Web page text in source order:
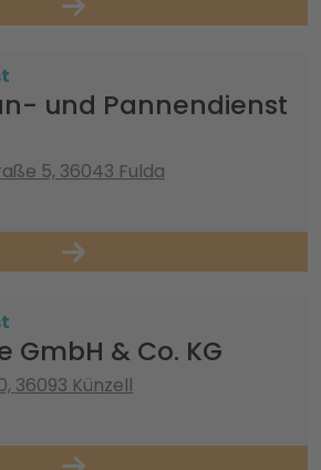
und Pannendienst
5, 36043 Fulda
GmbH & Co. KG
36093 Künzell